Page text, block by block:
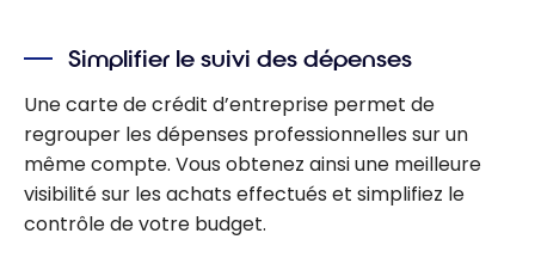
Simplifier le suivi des dépenses
Une carte de crédit d’entreprise permet de
regrouper les dépenses professionnelles sur un
même compte. Vous obtenez ainsi une meilleure
visibilité sur les achats effectués et simplifiez le
contrôle de votre budget.